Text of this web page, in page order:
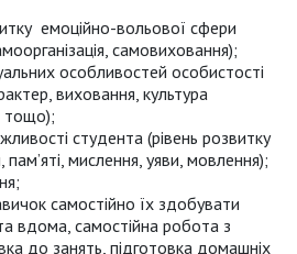
емоційно-вольової сфери
самовиховання);
особливостей особистості
виховання, культура
тощо);
студента (рівень розвитку
пам’яті, мислення, уяви, мовлення);
самостійно їх здобувати
вдома, самостійна робота з
до занять, підготовка домашніх